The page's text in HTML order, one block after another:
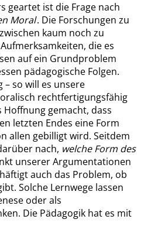
geartet ist die Frage nach
Moral. Die Forschungen zu
kaum noch zu
die es
auf ein Grundproblem
pädagogische Folgen.
– so will es unsere
rechtfertigungsfähig
Hoffnung gemacht, dass
letzten Endes eine Form
allen gebilligt wird. Seitdem
nach, welche Form des
unserer Argumentationen
auch das Problem, ob
Solche Lernwege lassen
oder als
Die Pädagogik hat es mit